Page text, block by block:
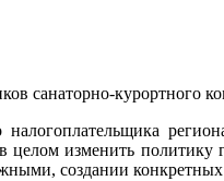
санаторно-
целом изменить
создании